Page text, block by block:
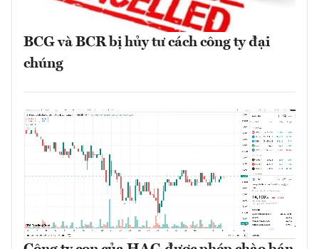
BCG và BCR bị hủy tư cách công ty đại
chúng